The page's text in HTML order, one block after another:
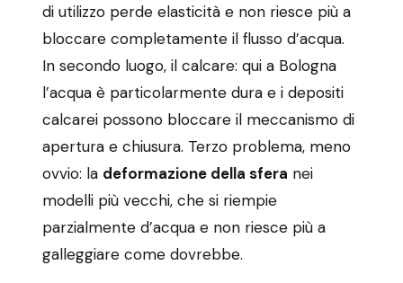
di utilizzo perde elasticità e non riesce più a
bloccare completamente il flusso d’acqua.
In secondo luogo, il calcare: qui a Bologna
l’acqua è particolarmente dura e i depositi
calcarei possono bloccare il meccanismo di
apertura e chiusura. Terzo problema, meno
ovvio: la deformazione della sfera nei
modelli più vecchi, che si riempie
parzialmente d’acqua e non riesce più a
galleggiare come dovrebbe.